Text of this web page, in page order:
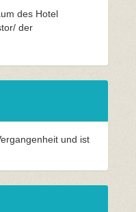
des Hotel
der
und ist